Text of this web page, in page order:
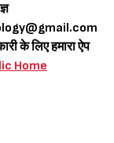
के लिए हमारा ऐप
Home